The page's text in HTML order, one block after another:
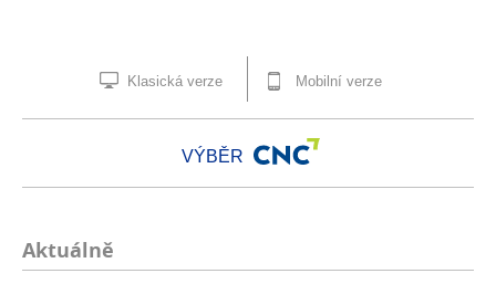
Klasická verze Mobilní verze
VÝBĚR
Aktuálně